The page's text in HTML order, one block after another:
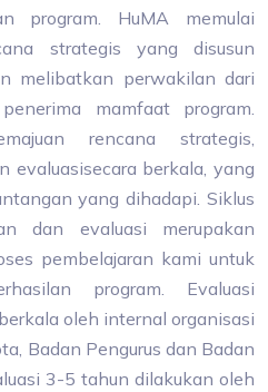
program. HuMA memulai
strategis yang disusun
melibatkan perwakilan dari
mamfaat program.
rencana strategis,
evaluasisecara berkala, yang
yang dihadapi. Siklus
dan evaluasi merupakan
pembelajaran kami untuk
program. Evaluasi
oleh internal organisasi
Badan Pengurus dan Badan
3-5 tahun dilakukan oleh